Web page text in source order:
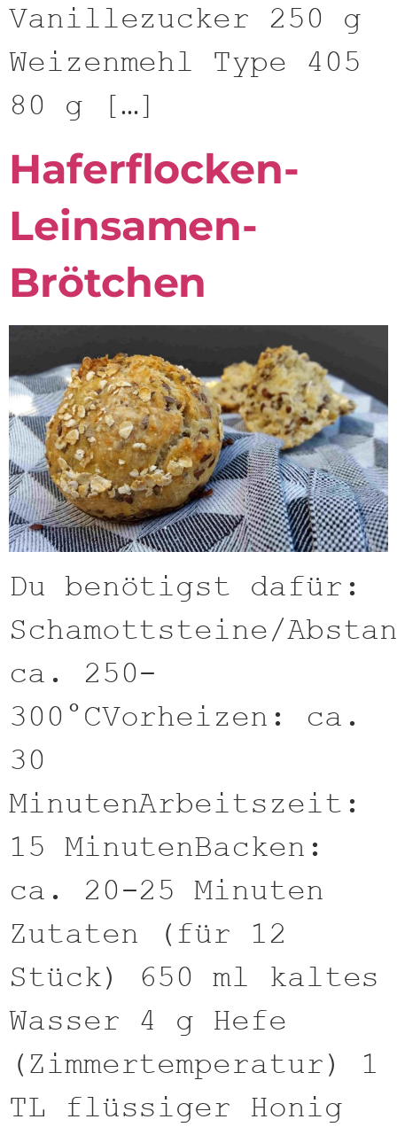
Vanillezucker 250 g
Weizenmehl Type 405
80 g […]
Haferflocken-
Leinsamen-
Brötchen
Du benötigst dafür:
Schamottsteine/
ca. 250-
300°CVorheizen: ca.
30
MinutenArbeitszeit:
15 MinutenBacken:
ca. 20-25 Minuten
Zutaten (für 12
Stück) 650 ml kaltes
Wasser 4 g Hefe
(Zimmertemperatur) 1
TL flüssiger Honig